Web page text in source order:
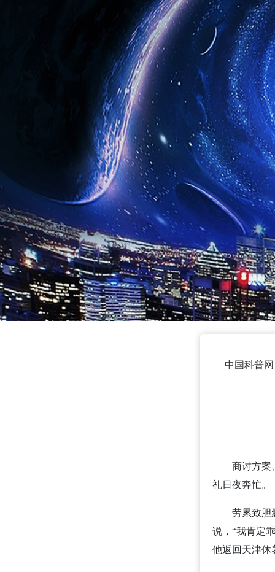
中国科普网
商讨方案、
礼日夜奔忙。
劳累致胆囊
说，“我肯定
他返回天津休